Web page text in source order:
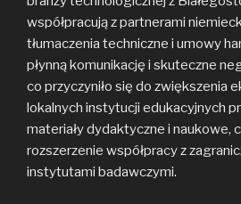
współpracują z partnerami
tłumaczenia techniczne i umowy
płynną komunikację i skuteczne
co przyczyniło się do zwiększenia
lokalnych instytucji edukacyjnych
materiały dydaktyczne i naukowe,
rozszerzenie współpracy z
instytutami badawczymi.